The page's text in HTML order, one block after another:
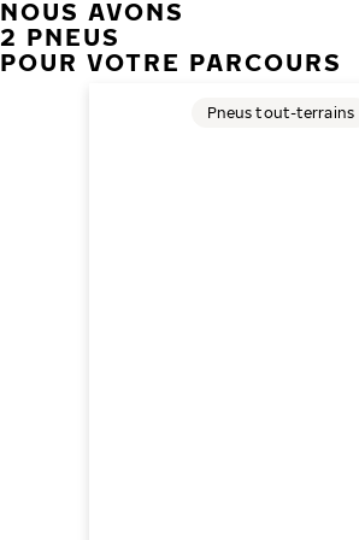
NOUS AVONS
2 PNEUS
POUR VOTRE PARCOURS
Pneus tout-terrains